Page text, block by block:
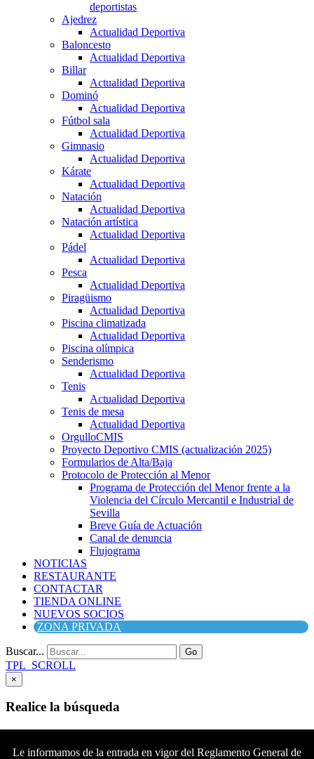
deportistas
Ajedrez
Actualidad Deportiva
Baloncesto
Actualidad Deportiva
Billar
Actualidad Deportiva
Dominó
Actualidad Deportiva
Fútbol sala
Actualidad Deportiva
Gimnasio
Actualidad Deportiva
Kárate
Actualidad Deportiva
Natación
Actualidad Deportiva
Natación artística
Actualidad Deportiva
Pádel
Actualidad Deportiva
Pesca
Actualidad Deportiva
Piragüismo
Actualidad Deportiva
Piscina climatizada
Actualidad Deportiva
Piscina olímpica
Senderismo
Actualidad Deportiva
Tenis
Actualidad Deportiva
Tenis de mesa
Actualidad Deportiva
OrgulloCMIS
Proyecto Deportivo CMIS (actualización 2025)
Formularios de Alta/Baja
Protocolo de Protección al Menor
Programa de Protección del Menor frente a la
Violencia del Círculo Mercantil e Industrial de
Sevilla
Breve Guía de Actuación
Canal de denuncia
Flujograma
NOTICIAS
RESTAURANTE
CONTACTAR
TIENDA ONLINE
NUEVOS SOCIOS
ZONA PRIVADA
Buscar... Go
TPL_SCROLL
×
Realice la búsqueda
Buscar
Le informamos de la entrada en vigor del Reglamento General de